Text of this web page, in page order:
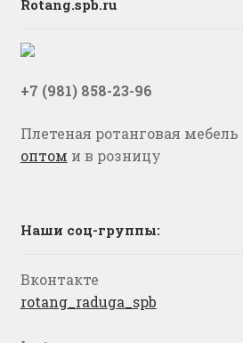
Rotang.spb.ru
+7 (981) 858-23-96
Плетеная ротанговая
оптом и в розницу
Наши соц-группы:
Вконтакте
rotang_raduga_spb